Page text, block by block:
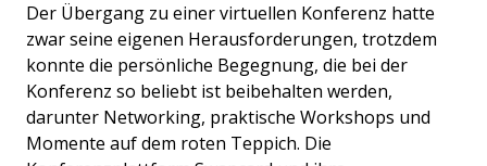
Der Übergang zu einer virtuellen Konferenz hatte
zwar seine eigenen Herausforderungen, trotzdem
konnte die persönliche Begegnung, die bei der
Konferenz so beliebt ist beibehalten werden,
darunter Networking, praktische Workshops und
Momente auf dem roten Teppich. Die